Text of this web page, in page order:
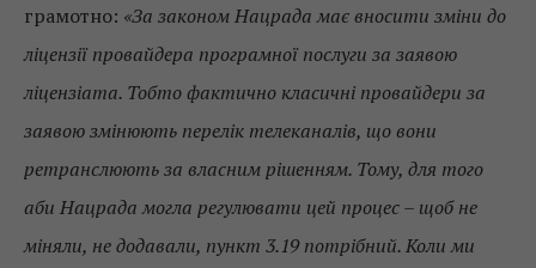
грамотно: «За законом Нацрада має вносити зміни до
ліцензії провайдера програмної послуги за заявою
ліцензіата. Тобто фактично класичні провайдери за
заявою змінюють перелік телеканалів, що вони
ретранслюють за власним рішенням. Тому, для того
аби Нацрада могла регулювати цей процес – щоб не
міняли, не додавали, пункт 3.19 потрібний. Коли ми